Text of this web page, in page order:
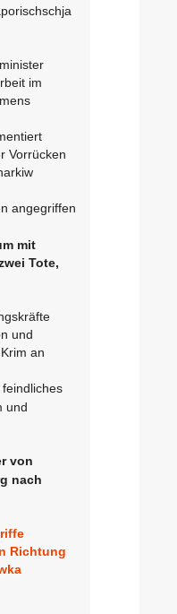
im
Vorrücken
angegriffen
mit
Tote,
und
an
und
von
nach
Richtung